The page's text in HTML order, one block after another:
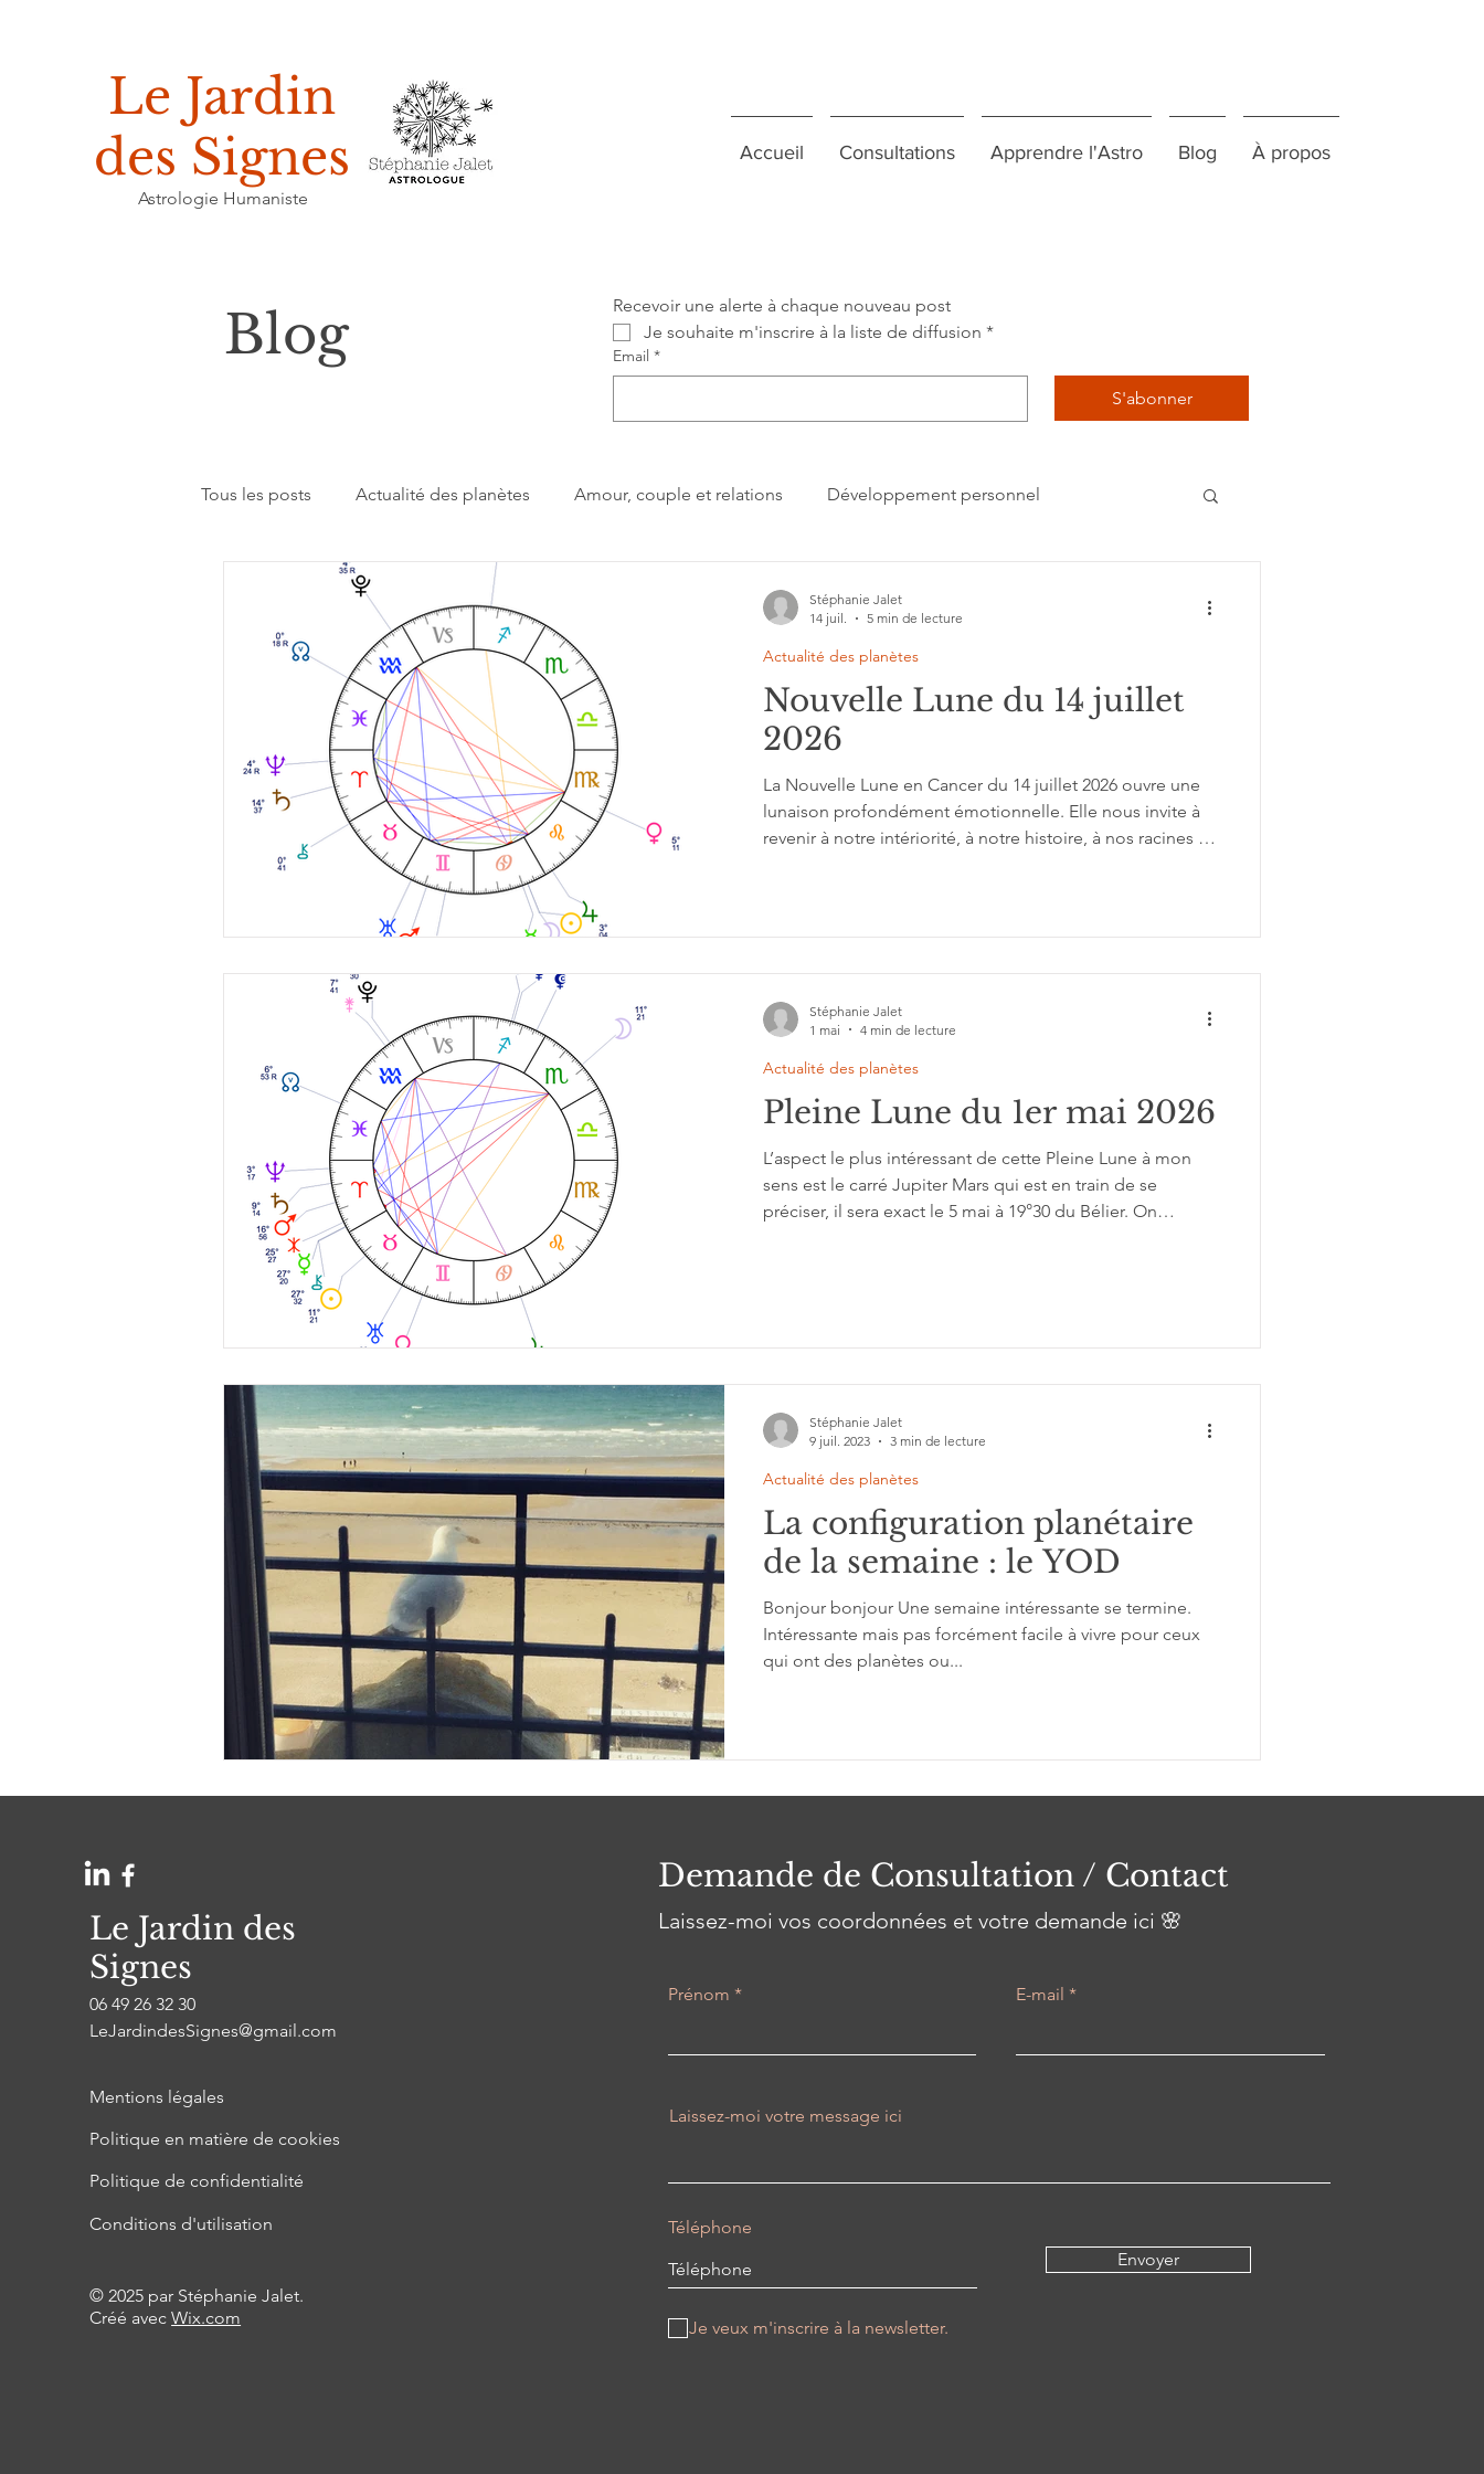
Le Jardin
des Signes
Astrologie Humaniste
Accueil Consultations Apprendre l'Astro Blog À propos
Blog
Recevoir une alerte à chaque nouveau post
Je souhaite m'inscrire à la liste de diffusion *
Email *
S'abonner
Tous les posts Actualité des planètes Amour, couple et relations Développement personnel
Enseignements Humeur du jour
Réflexion sur la pratique astrologi Signes du zodiaque
Rencontrons-nous Pistes d'interprétation
Nouvelle Lune du 14 juillet
2026
La Nouvelle Lune en Cancer du 14 juillet 2026 ouvre une
lunaison profondément émotionnelle. Elle nous invite à
revenir à notre intériorité, à notre histoire, à nos racines et
nouveau, mais aussi de prendre la mesure du poids du
passé sur notre mode de pensée actuel.
Actualité des planètes
Stéphanie Jalet
14 juil.
5 min de lecture
Pleine Lune du 1er mai 2026
L’aspect le plus intéressant de cette Pleine Lune à mon
sens est le carré Jupiter Mars qui est en train de se
préciser, il sera exact le 5 mai à 19°30 du Bélier. On
côté et d'émerger des douceurs et douleurs de l’enfance.
Actualité des planètes
Stéphanie Jalet
1 mai
4 min de lecture
La configuration planétaire
de la semaine : le YOD
Bonjour bonjour Une semaine intéressante se termine.
Intéressante mais pas forcément facile à vivre pour ceux
qui ont des planètes ou...
Actualité des planètes
Stéphanie Jalet
9 juil. 2023
3 min de lecture
Le Jardin des
Signes
06 49 26 32 30
LeJardindesSignes@gmail.com
Mentions légales
Politique en matière de cookies
Politique de confidentialité
Conditions d'utilisation
© 2025 par Stéphanie Jalet.
Créé avecWix.com
Demande de Consultation / Contact
Laissez-moi vos coordonnées et votre demande ici 🌸
Prénom E-mail
Laissez-moi votre message ici
Téléphone
Envoyer
Je veux m'inscrire à la newsletter.